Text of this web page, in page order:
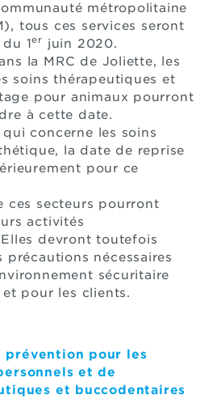
métropolitaine
tous ces services seront
1er juin 2020.
la MRC de Joliette, les
soins thérapeutiques et
pour animaux pourront
à cette date.
concerne les soins
la date de reprise
pour ce
ces secteurs pourront
activités
devront toutefois
précautions nécessaires
sécuritaire
pour les clients.
prévention pour les
et de
et buccodentaires